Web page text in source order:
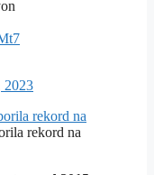
2023
rekord na
rekord na